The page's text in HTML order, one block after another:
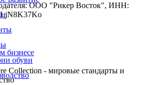
обуви
ООО "Рикер Восток", ИНН:
LjN8K37Ko
бизнесе
Collection - мировые стандарты и